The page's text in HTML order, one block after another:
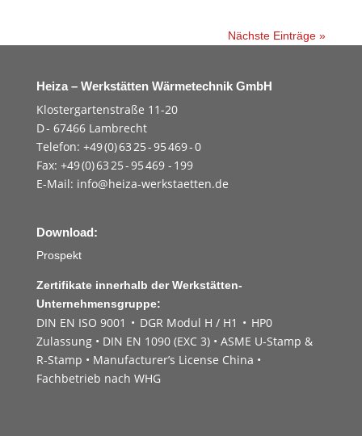
Nächste Einträge »
Heiza – Werkstätten Wärmetechnik GmbH
Klostergartenstraße 11-20
D - 67466 Lambrecht
Telefon: +49 (0) 63 25 - 95 469 - 0
Fax: +49 (0) 63 25 - 95 469 - 199
E-Mail: info@heiza-werkstaetten.de
Download:
Prospekt
Zertifikate innerhalb der Werkstätten-
Unternehmensgruppe:
DIN EN ISO 9001 • DGR Modul H / H1 • HP0
Zulassung • DIN EN 1090 (EXC 3) • ASME U-Stamp &
R-Stamp • Manufacturer’s License China •
Fachbetrieb nach WHG